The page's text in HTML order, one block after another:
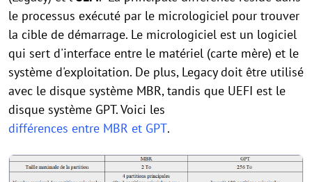
le processus exécuté par le micrologiciel pour trouver
la cible de démarrage. Le micrologiciel est un logiciel
qui sert d'interface entre le matériel (carte mère) et le
système d'exploitation. De plus, Legacy doit être utilisé
avec le disque système MBR, tandis que UEFI est le
disque système GPT. Voici les
différences entre MBR et GPT.